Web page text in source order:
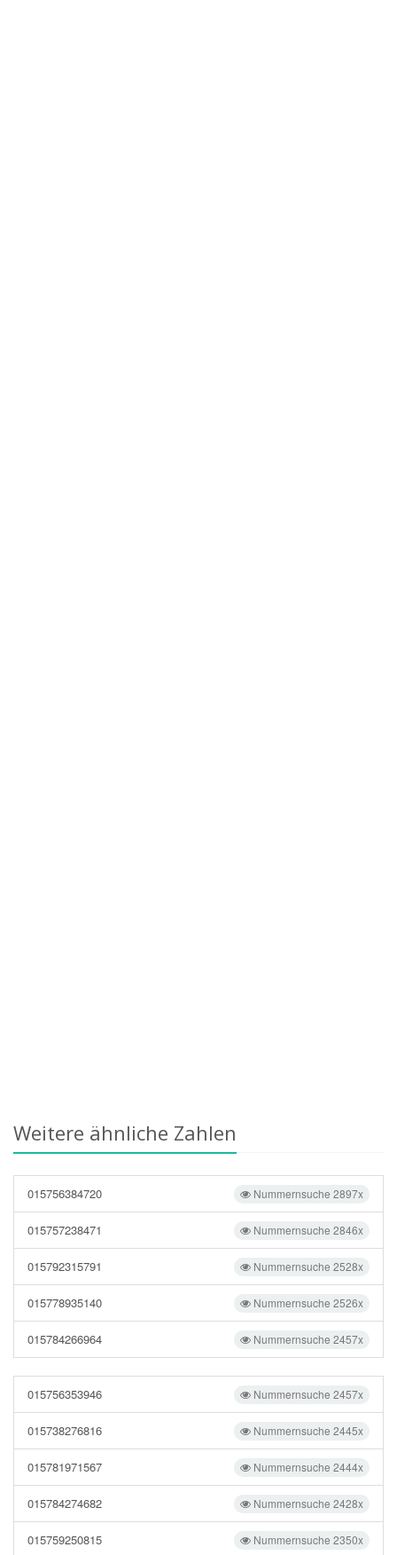
Weitere ähnliche Zahlen
Nummernsuche 2897x
015756384720
Nummernsuche 2846x
015757238471
Nummernsuche 2528x
015792315791
Nummernsuche 2526x
015778935140
Nummernsuche 2457x
015784266964
Nummernsuche 2457x
015756353946
Nummernsuche 2445x
015738276816
Nummernsuche 2444x
015781971567
Nummernsuche 2428x
015784274682
Nummernsuche 2350x
015759250815